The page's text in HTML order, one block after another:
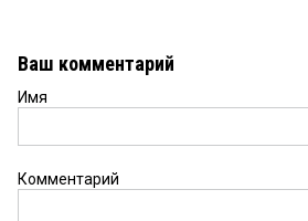
Ваш комментарий
Имя
Комментарий